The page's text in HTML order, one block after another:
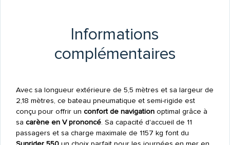
Informations
complémentaires
Avec sa longueur extérieure de 5,5 mètres et sa largeur de
2,18 mètres, ce bateau pneumatique et semi-rigide est
conçu pour offrir un confort de navigationoptimal grâce à
sa carène en V prononcé. Sa capacité d'accueil de 11
passagers et sa charge maximale de 1157 kg font du